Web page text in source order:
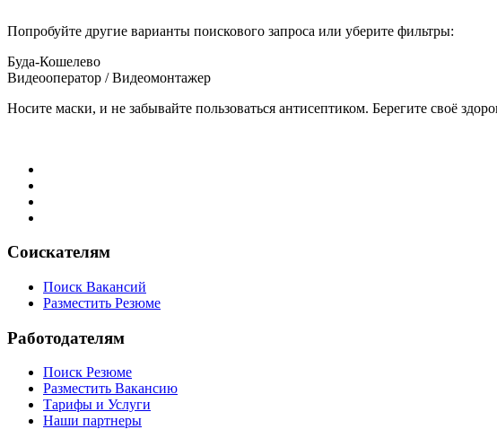
Попробуйте другие варианты поискового запроса или уберите фильтры:
Буда-Кошелево
Видеооператор / Видеомонтажер
Носите маски, и не забывайте пользоваться антисептиком. Берегите своё
Соискателям
Поиск Вакансий
Разместить Резюме
Работодателям
Поиск Резюме
Разместить Вакансию
Тарифы и Услуги
Наши партнеры